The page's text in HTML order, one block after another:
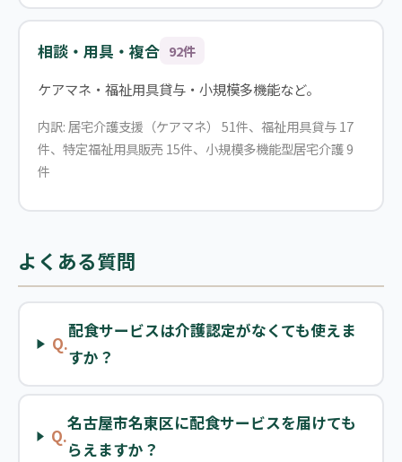
相談・用具・複合 92件
ケアマネ・福祉用具貸与・小規模多機能など。
内訳: 居宅介護支援（ケアマネ） 51件、福祉用具貸与 17
件、特定福祉用具販売 15件、小規模多機能型居宅介護 9
件
よくある質問
Q.
配食サービスは介護認定がなくても使えま
すか？
Q.
名古屋市名東区に配食サービスを届けても
らえますか？